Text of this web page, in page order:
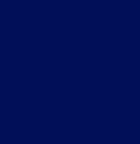
（因为其名
代理需求。他
提供最优质的